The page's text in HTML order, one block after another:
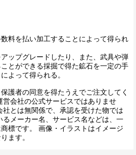
料を払い加工することによって得られ
ップグレードしたり、また、武具や弾
とができる採掘で得た鉱石を一定の手
よって得られる。
護者の同意を得たうえでご注文してく
営会社の公式サービスではありませ
社とは無関係で、承認を受けた物では
るメーカー名、サービス名などは、一
標です。 画像・イラストはイメージ
ます。